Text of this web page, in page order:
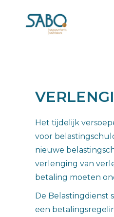
Het tijdelijk
voor
nieuwe
verlenging van
betaling moeten
De Belastingdienst
een